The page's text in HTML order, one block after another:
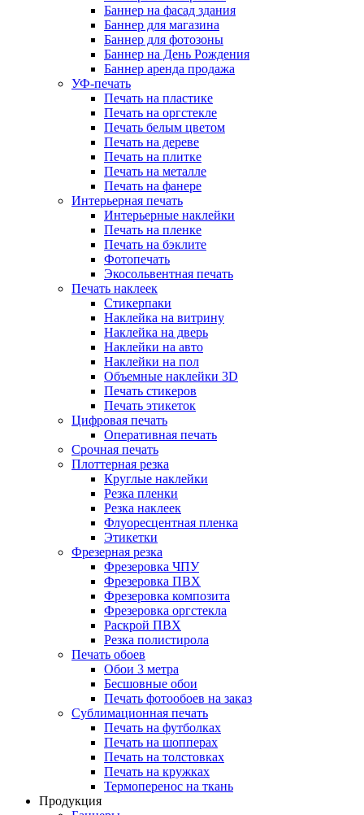
Баннер на фасад здания
Баннер для магазина
Баннер для фотозоны
Баннер на День Рождения
Баннер аренда продажа
УФ-печать
Печать на пластике
Печать на оргстекле
Печать белым цветом
Печать на дереве
Печать на плитке
Печать на металле
Печать на фанере
Интерьерная печать
Интерьерные наклейки
Печать на пленке
Печать на бэклите
Фотопечать
Экосольвентная печать
Печать наклеек
Стикерпаки
Наклейка на витрину
Наклейка на дверь
Наклейки на авто
Наклейки на пол
Объемные наклейки 3D
Печать стикеров
Печать этикеток
Цифровая печать
Оперативная печать
Срочная печать
Плоттерная резка
Круглые наклейки
Резка пленки
Резка наклеек
Флуоресцентная пленка
Этикетки
Фрезерная резка
Фрезеровка ЧПУ
Фрезеровка ПВХ
Фрезеровка композита
Фрезеровка оргстекла
Раскрой ПВХ
Резка полистирола
Печать обоев
Обои 3 метра
Бесшовные обои
Печать фотообоев на заказ
Сублимационная печать
Печать на футболках
Печать на шопперах
Печать на толстовках
Печать на кружках
Термоперенос на ткань
Продукция